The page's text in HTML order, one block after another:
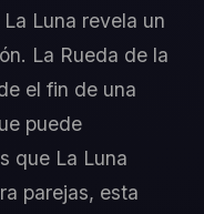
Luna revela un
La Rueda de la
el fin de una
puede
que La Luna
parejas, esta